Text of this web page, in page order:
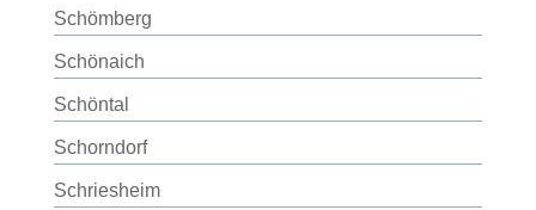
Schömberg
Schönaich
Schöntal
Schorndorf
Schriesheim